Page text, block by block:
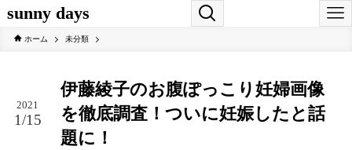
sunny days
ホーム 未分類
伊藤綾子のお腹ぽっこり妊婦画像
を徹底調査！ついに妊娠したと話
題に！
2021
1/15